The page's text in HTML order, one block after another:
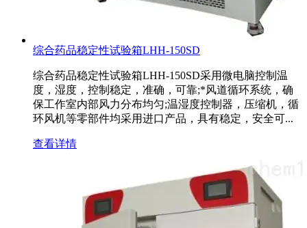
综合药品稳定性试验箱LHH-150SD
综合药品稳定性试验箱LHH-150SD采用微电脑控制温
度，湿度，控制稳定，准确，可靠;*风道循环系统，确
保工作室内部风力分布均匀;温湿度控制器，压缩机，循
环风机等零部件均采用进口产品，具有稳定，安全可...
查看详情